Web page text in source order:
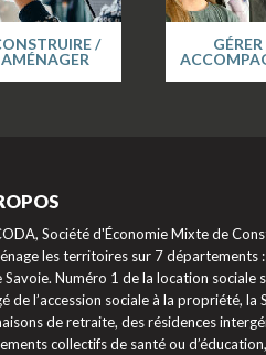
/
AMÉNAGER
Société d'Économie Mixte de
les territoires sur 7 départements
Savoie. Numéro 1 de la location sociale
de l’accession sociale à la propriété,
de retraite, des résidences
collectifs de santé ou